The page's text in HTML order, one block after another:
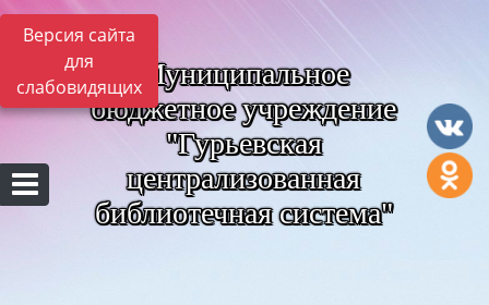
Версия сайта
для
слабовидящих Муниципальное
бюджетное учреждение
"Гурьевская
централизованная
библиотечная система"